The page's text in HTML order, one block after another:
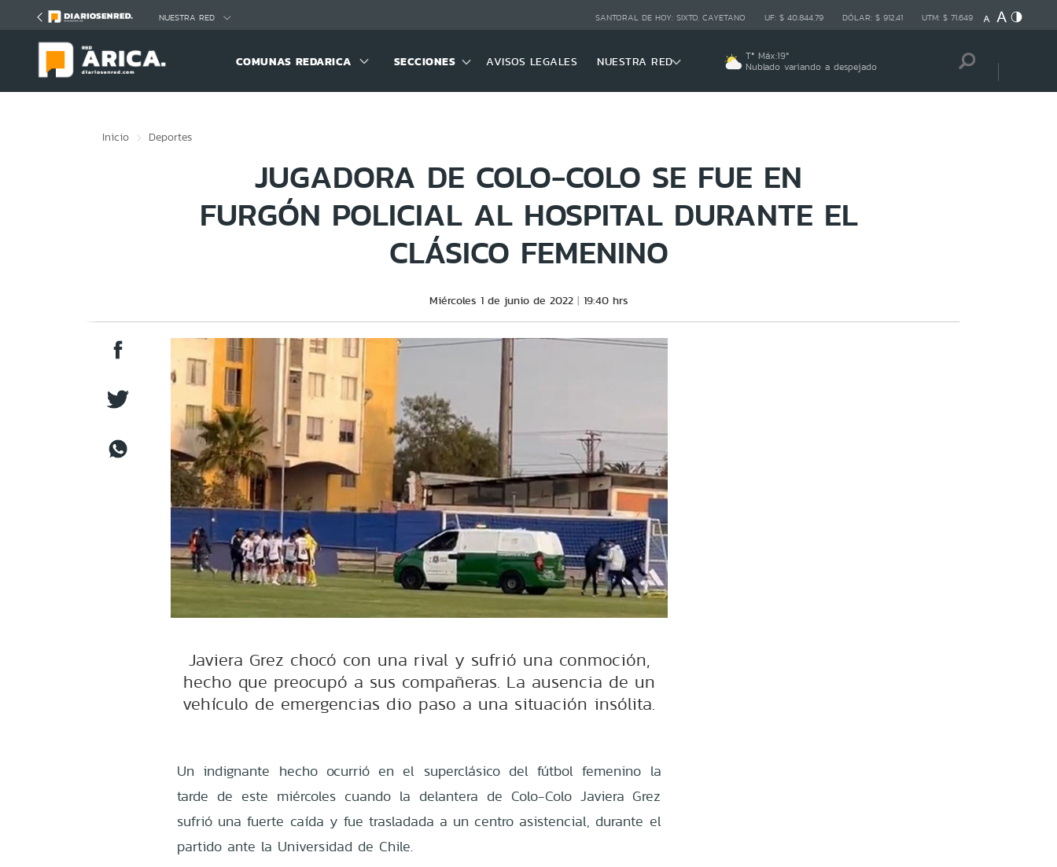
NUESTRA RED SANTORAL DE HOY: SIXTO, CAYETANO UF: $ 40.844,79 DÓLAR: $ 912,41 UTM: $ 71.649
COMUNAS REDARICA SECCIONES AVISOS LEGALES NUESTRA RED Tª Máx:19º
Nublado variando a despejado
Inicio Deportes
JUGADORA DE COLO-COLO SE FUE EN
FURGÓN POLICIAL AL HOSPITAL DURANTE EL
CLÁSICO FEMENINO
Miércoles 1 de junio de 2022 19:40 hrs
Javiera Grez chocó con una rival y sufrió una conmoción,
hecho que preocupó a sus compañeras. La ausencia de un
vehículo de emergencias dio paso a una situación insólita.
Un indignante hecho ocurrió en el superclásico del fútbol femenino la
tarde de este miércoles cuando la delantera de Colo-Colo Javiera Grez
sufrió una fuerte caída y fue trasladada a un centro asistencial, durante el
partido ante la Universidad de Chile.